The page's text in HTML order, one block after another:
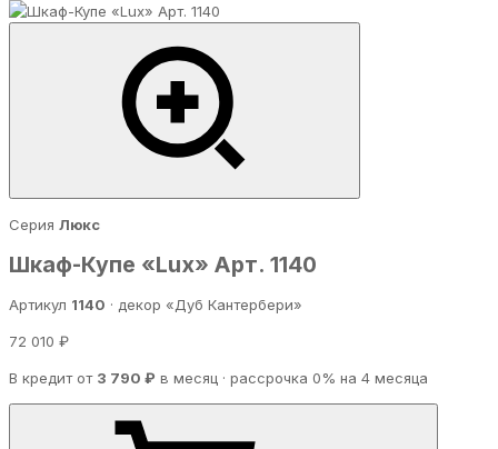
Серия Люкс
Шкаф-Купе «Lux» Арт. 1140
Артикул 1140 · декор «Дуб Кантербери»
72 010 ₽
В кредит от 3 790 ₽ в месяц · рассрочка 0% на 4 месяца